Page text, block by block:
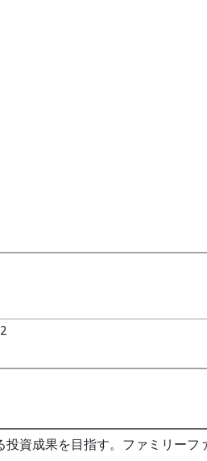
資成果を目指す。ファミリーフ